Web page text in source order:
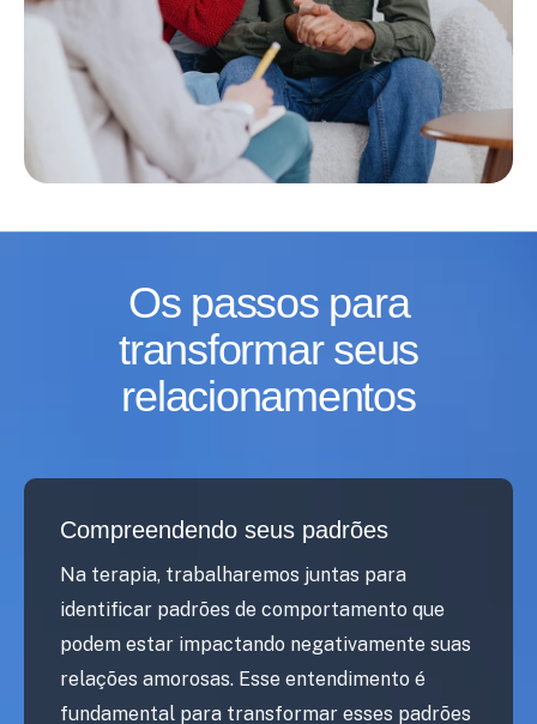
Os passos para
transformar seus
relacionamentos
Compreendendo seus padrões
Na terapia, trabalharemos juntas para
identificar padrões de comportamento que
podem estar impactando negativamente suas
relações amorosas. Esse entendimento é
fundamental para transformar esses padrões